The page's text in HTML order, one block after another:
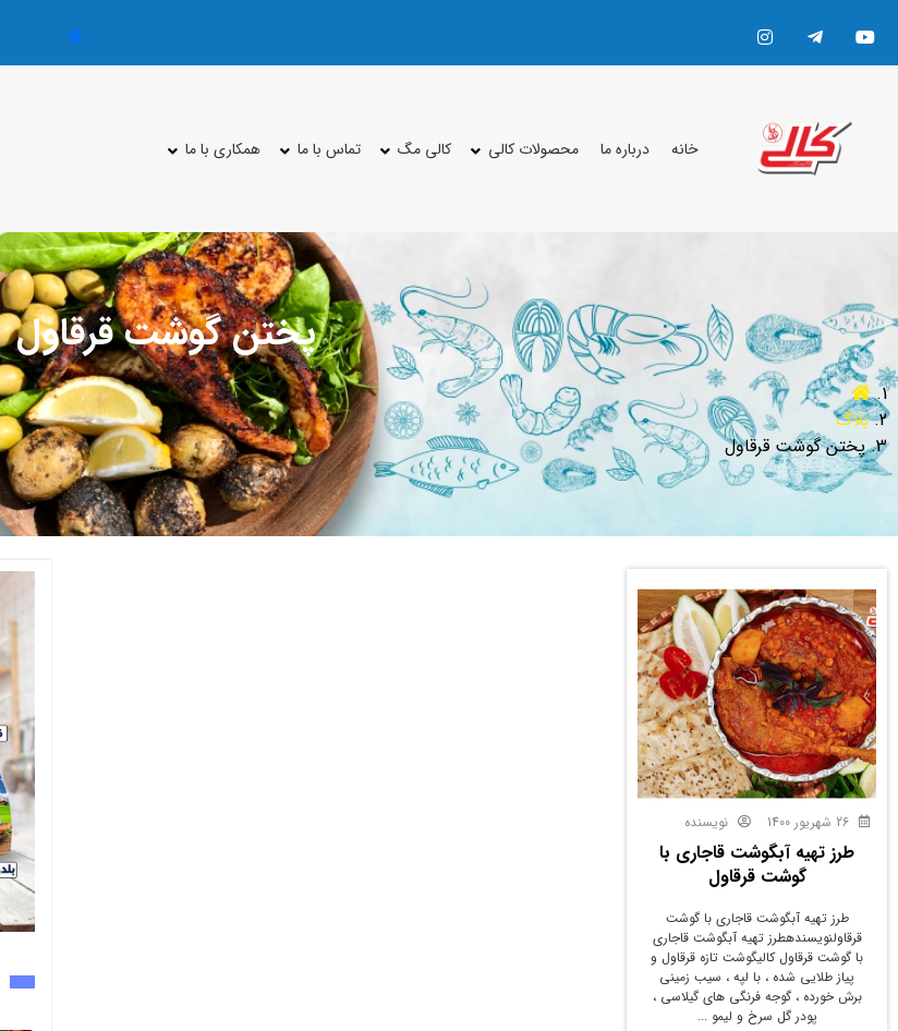
خانه درباره ما محصولات کالی کالی مگ تماس با ما همکاری با ما
پختن گوشت قرقاول
بلاگ
پختن گوشت قرقاول
نویسنده
طرز تهیه آبگوشت قاجاری با
گوشت قرقاول
طرز تهیه آبگوشت قاجاری با گوشت
قرقاولنویسندهطرز تهیه آبگوشت قاجاری
با گوشت قرقاول کالیگوشت تازه قرقاول و
پیاز طلایی شده ، با لپه ، سیب زمینی
برش خورده ، گوجه فرنگی های گیلاسی ،
پودر گل سرخ و لیمو ...